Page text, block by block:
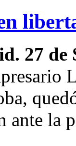
27 de
ante la